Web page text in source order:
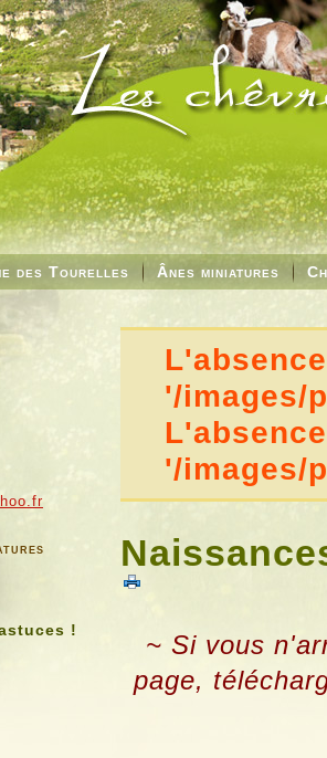
des Tourelles Ânes miniatures
!
'/images/
'/images/
~ Si vous
page,